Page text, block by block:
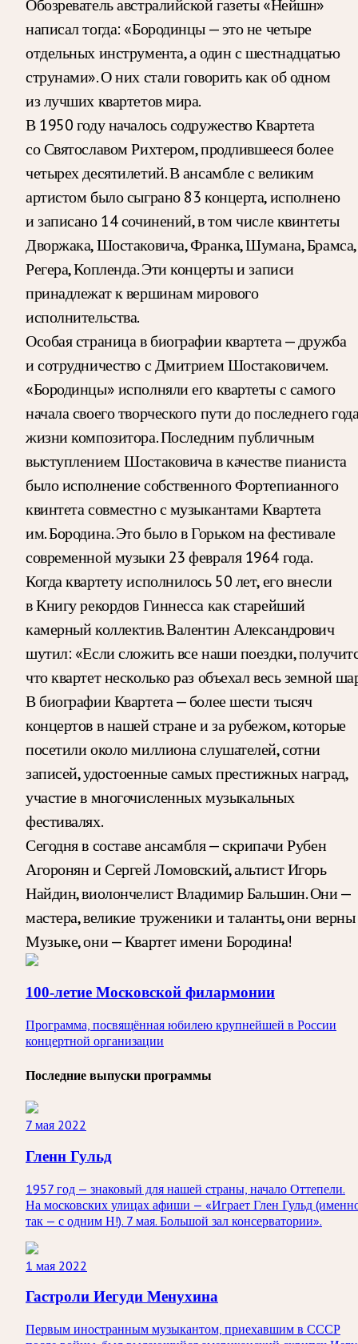
Обозреватель австралийской газеты «Нейшн»
написал тогда: «Бородинцы — это не четыре
отдельных инструмента, а один с шестнадцатью
струнами». О них стали говорить как об одном
из лучших квартетов мира.
В 1950 году началось содружество Квартета
со Святославом Рихтером, продлившееся более
четырех десятилетий. В ансамбле с великим
артистом было сыграно 83 концерта, исполнено
и записано 14 сочинений, в том числе квинтеты
Дворжака, Шостаковича, Франка, Шумана, Брамса,
Регера, Копленда. Эти концерты и записи
принадлежат к вершинам мирового
исполнительства.
Особая страница в биографии квартета — дружба
и сотрудничество с Дмитрием Шостаковичем.
«Бородинцы» исполняли его квартеты с самого
начала своего творческого пути до последнего
жизни композитора. Последним публичным
выступлением Шостаковича в качестве пианиста
было исполнение собственного Фортепианного
квинтета совместно с музыкантами Квартета
им. Бородина. Это было в Горьком на фестивале
современной музыки 23 февраля 1964 года.
Когда квартету исполнилось 50 лет, его внесли
в Книгу рекордов Гиннесса как старейший
камерный коллектив. Валентин Александрович
шутил: «Если сложить все наши поездки,
что квартет несколько раз объехал весь земной
В биографии Квартета — более шести тысяч
концертов в нашей стране и за рубежом, которые
посетили около миллиона слушателей, сотни
записей, удостоенные самых престижных наград,
участие в многочисленных музыкальных
фестивалях.
Сегодня в составе ансамбля — скрипачи Рубен
Агоронян и Сергей Ломовский, альтист Игорь
Найдин, виолончелист Владимир Бальшин. Они —
мастера, великие труженики и таланты, они верны
Музыке, они — Квартет имени Бородина!
100-летие Московской филармонии
Программа, посвящённая юбилею крупнейшей в России
концертной организации
Последние выпуски программы
7 мая 2022
Гленн Гульд
1957 год — знаковый для нашей страны, начало Оттепели.
На московских улицах афиши — «Играет Глен Гульд
так — с одним Н!). 7 мая. Большой зал консерватории».
1 мая 2022
Гастроли Иегуди Менухина
Первым иностранным музыкантом, приехавшим в СССР